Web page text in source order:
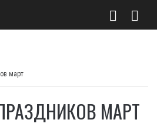
март
МАРТ